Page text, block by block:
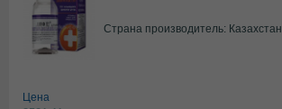
Страна производитель: Казахстан
Цена